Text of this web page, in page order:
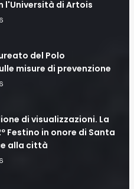
l'Università di Artois
del Polo
misure di prevenzione
di visualizzazioni. La
Festino in onore di Santa
alla città